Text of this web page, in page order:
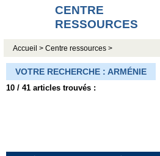
CENTRE
RESSOURCES
Accueil >Centre ressources >
VOTRE RECHERCHE : ARMÉNIE
10 / 41 articles trouvés :